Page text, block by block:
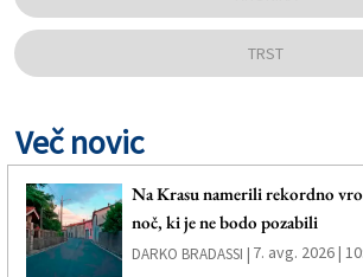
TRST
Več novic
Na Krasu namerili rekordno
noč, ki je ne bodo pozabili
DARKO BRADASSI | 7. avg. 2026 |